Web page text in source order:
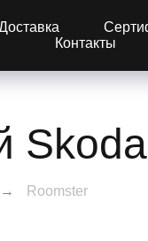
Контакты
→ Roomster